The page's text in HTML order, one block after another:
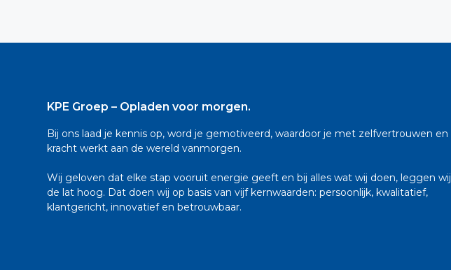
KPE Groep – Opladen voor morgen.
Bij ons laad je kennis op, word je gemotiveerd, waardoor je met zelfvertrouwen en
kracht werkt aan de wereld vanmorgen.
Wij geloven dat elke stap vooruit energie geeft en bij alles wat wij doen, leggen wij
de lat hoog. Dat doen wij op basis van vijf kernwaarden: persoonlijk, kwalitatief,
klantgericht, innovatief en betrouwbaar.